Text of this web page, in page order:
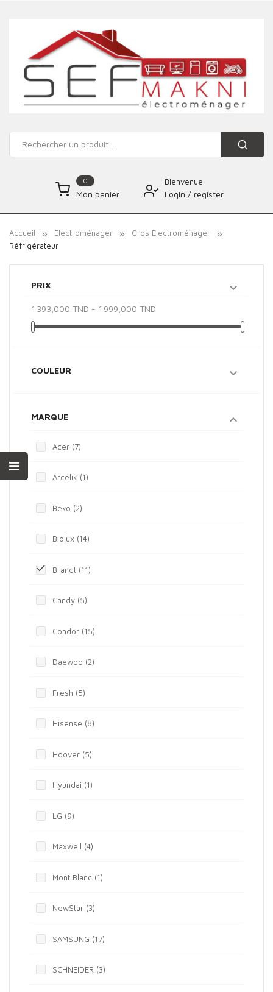
0
Mon panier
Bienvenue
Login / register
Accueil Electroménager
Gros Electroménager
Réfrigérateur
PRIX 
1 393,000 TND - 1 999,000 TND
COULEUR 
MARQUE 
Acer (7)
Arcelik (1)
Beko (2)
Biolux (14)
 Brandt (11)
Candy (5)
Condor (15)
Daewoo (2)
Fresh (5)
Hisense (8)
Hoover (5)
Hyundai (1)
LG (9)
Maxwell (4)
Mont Blanc (1)
NewStar (3)
SAMSUNG (17)
SCHNEIDER (3)